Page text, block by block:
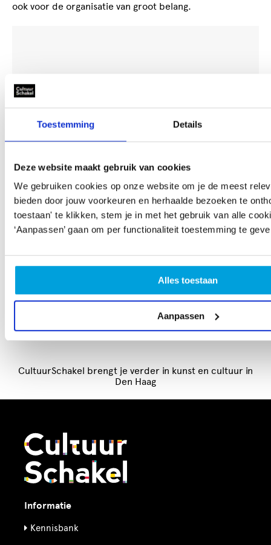
Toestemming Details
Deze website maakt gebruik van cookies
We gebruiken cookies op onze website om je de meest
bieden door jouw voorkeuren en herhaalde bezoeken te
toestaan' te klikken, stem je in met het gebruik van alle
‘Aanpassen’ gaan om per functionaliteit toestemming te
Alles toestaan
Aanpassen
ook voor de organisatie van groot belang.
Accepteer
bekijken.
Kijk voor foto’s en een sfeerimpressie opFacebooken
Wijkberaad Vruchtenbuurt
Ook heeft er een leuk artikel gestaan in deSegbroeker .
Wil jij met jouw project ook in aanmerking komen voor
Geld voor je kunst!? Kijk dan wanneer de
is en meld je aan.
CultuurSchakel brengt je verder in kunst en cultuur in
Den Haag
Informatie
Kennisbank